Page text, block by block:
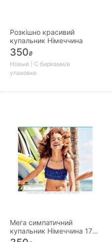
Розкішно красивий
купальник Німеччина
350₴
Новый | С бирками/в
упаковке
Мега симпатичний
купальник Німеччина 170
176